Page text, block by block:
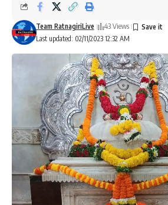
Last updated: 02/11/2023 12:32 AM
Team RatnagiriLive 43 Views